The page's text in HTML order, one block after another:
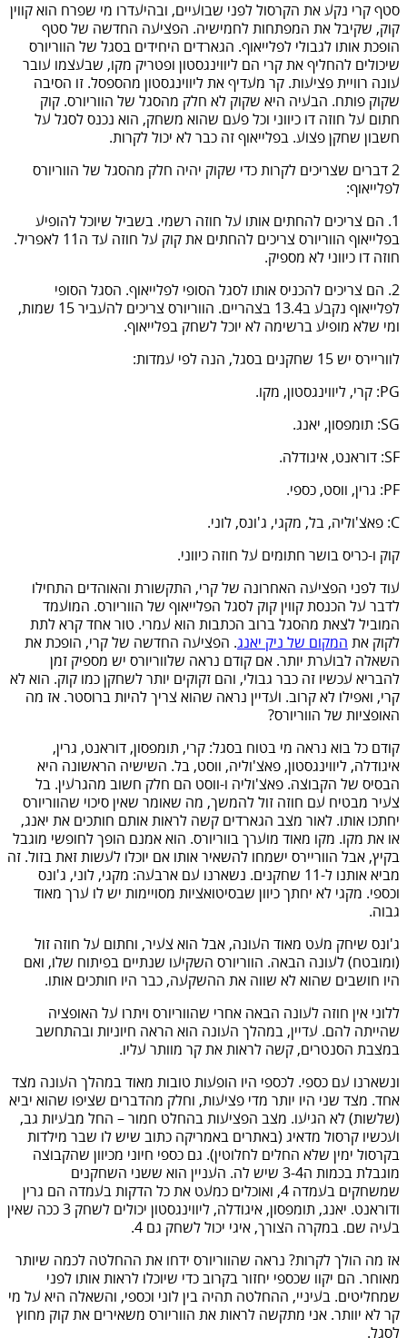
סטף קרי נקע את הקרסול לפני שבועיים, ובהיעדרו מי שפרח הוא קווין
קוק, שקיבל את המפתחות לחמישיה. הפציעה החדשה של סטף
הופכת אותו לגבולי לפלייאוף. הגארדים היחידים בסגל של הווריורס
שיכולים להחליף את קרי הם ליווינגסטון ופטריק מקו, שבעצמו עובר
עונה רוויית פציעות. קר מעדיף את ליווינגסטון מהספסל. זו הסיבה
שקוק פותח. הבעיה היא שקוק לא חלק מהסגל של הווריורס. קוק
חתום על חוזה דו כיווני וכל פעם שהוא משחק, הוא נכנס לסגל על
חשבון שחקן פצוע. בפלייאוף זה כבר לא יכול לקרות.
2 דברים שצריכים לקרות כדי שקוק יהיה חלק מהסגל של הווריורס
לפלייאוף:
1. הם צריכים להחתים אותו על חוזה רשמי. בשביל שיוכל להופיע
בפלייאוף הווריורס צריכים להחתים את קוק על חוזה עד ה11 לאפריל.
חוזה דו כיווני לא מספיק.
2. הם צריכים להכניס אותו לסגל הסופי לפלייאוף. הסגל הסופי
לפלייאוף נקבע ב13.4 בצהריים. הווריורס צריכים להעביר 15 שמות,
ומי שלא מופיע ברשימה לא יוכל לשחק בפלייאוף.
לווריירס יש 15 שחקנים בסגל, הנה לפי עמדות:
PG: קרי, ליווינגסטון, מקו.
SG: תומפסון, יאנג.
SF: דוראנט, איגודלה.
PF: גרין, ווסט, כספי.
C: פאצ'וליה, בל, מקגי, ג'ונס, לוני.
קוק ו-כריס בושר חתומים על חוזה כיווני.
עוד לפני הפציעה האחרונה של קרי, התקשורת והאוהדים התחילו
לדבר על הכנסת קווין קוק לסגל הפלייאוף של הווריורס. המועמד
המוביל לצאת מהסגל ברוב הכתבות הוא עמרי. טור אחד קרא לתת
לקוק את המקום של ניק יאנג. הפציעה החדשה של קרי, הופכת את
השאלה לבוערת יותר. אם קודם נראה שלווריורס יש מספיק זמן
להבריא עכשיו זה כבר גבולי, והם זקוקים יותר לשחקן כמו קוק. הוא לא
קרי, ואפילו לא קרוב. ועדיין נראה שהוא צריך להיות ברוסטר. אז מה
האופציות של הווריורס?
קודם כל בוא נראה מי בטוח בסגל: קרי, תומפסון, דוראנט, גרין,
איגודלה, ליווינגסטון, פאצ'וליה, ווסט, בל. השישיה הראשונה היא
הבסיס של הקבוצה. פאצ'וליה ו-ווסט הם חלק חשוב מהגרעין. בל
צעיר מבטיח עם חוזה זול להמשך, מה שאומר שאין סיכוי שהווריורס
יחתכו אותו. לאור מצב הגארדים קשה לראות אותם חותכים את יאנג,
או את מקו. מקו מאוד מוערך בווריורס. הוא אמנם הופך לחופשי מוגבל
בקיץ, אבל הווריירס ישמחו להשאיר אותו אם יוכלו לעשות זאת בזול. זה
מביא אותנו ל-11 שחקנים. נשארנו עם ארבעה: מקגי, לוני, ג'ונס
וכספי. מקגי לא יחתך כיוון שבסיטואציות מסויימות יש לו ערך מאוד
גבוה.
ג'ונס שיחק מעט מאוד העונה, אבל הוא צעיר, וחתום על חוזה זול
(ומובטח) לעונה הבאה. הווריורס השקיעו שנתיים בפיתוח שלו, ואם
היו חושבים שהוא לא שווה את ההשקעה, כבר היו חותכים אותו.
ללוני אין חוזה לעונה הבאה אחרי שהווריורס ויתרו על האופציה
שהייתה להם. עדיין, במהלך העונה הוא הראה חיוניות ובהתחשב
במצבת הסנטרים, קשה לראות את קר מוותר עליו.
ונשארנו עם כספי. לכספי היו הופעות טובות מאוד במהלך העונה מצד
אחד. מצד שני היו יותר מדי פציעות, וחלק מהדברים שציפו שהוא יביא
(שלשות) לא הגיעו. מצב הפציעות בהחלט חמור – החל מבעיות גב,
ועכשיו קרסול מדאיג (באתרים באמריקה כתוב שיש לו שבר מילדות
בקרסול ימין שלא החלים לחלוטין). גם כספי חיוני מכיוון שהקבוצה
מוגבלת בכמות ה3-4 שיש לה. העניין הוא ששני השחקנים
שמשחקים בעמדה 4, ואוכלים כמעט את כל הדקות בעמדה הם גרין
ודוראנט. יאנג, תומפסון, איגודלה, ליווינגסטון יכולים לשחק 3 ככה שאין
בעיה שם. במקרה הצורך, איגי יכול לשחק גם 4.
אז מה הולך לקרות? נראה שהווריורס ידחו את ההחלטה לכמה שיותר
מאוחר. הם יקוו שכספי יחזור בקרוב כדי שיוכלו לראות אותו לפני
שמחליטים. בעיניי, ההחלטה תהיה בין לוני וכספי, והשאלה היא על מי
קר לא יוותר. אני מתקשה לראות את הווריורס משאירים את קוק מחוץ
לסגל.